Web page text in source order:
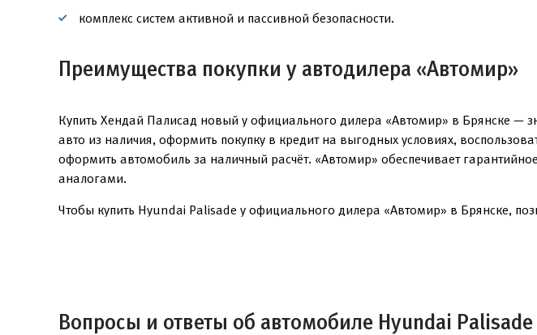
комплекс систем активной и пассивной безопасности.
Преимущества покупки у автодилера «Автомир»
Купить Хендай Палисад новый у официального дилера «Автомир» в Брянске —
авто из наличия, оформить покупку в кредит на выгодных условиях,
оформить автомобиль за наличный расчёт. «Автомир» обеспечивает
аналогами.
Чтобы купить Hyundai Palisade у официального дилера «Автомир» в Брянске,
Вопросы и ответы об автомобиле Hyundai Palisade